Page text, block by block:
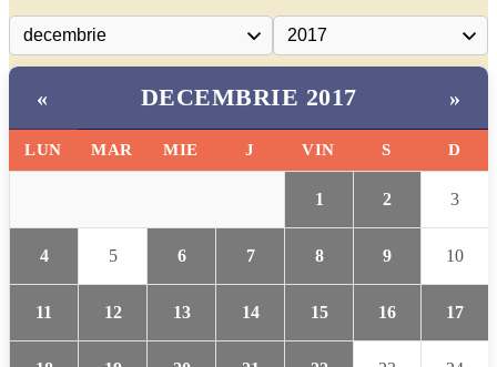
« DECEMBRIE 2017 »
LUN MAR MIE J VIN S D
1 2 3
4 5 6 7 8 9 10
11 12 13 14 15 16 17